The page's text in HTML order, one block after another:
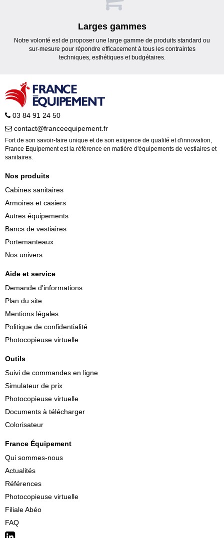
Larges gammes
Notre volonté est de proposer une large gamme de produits standard ou
sur-mesure pour répondre efficacement à tous les contraintes
techniques, esthétiques et budgétaires.
03 84 91 24 50
contact@franceequipement.fr
Fort de son savoir-faire unique et de son exigence de qualité et d'innovation,
France Equipement est la référence en matière d'équipements de vestiaires et
sanitaires.
Nos produits
Cabines sanitaires
Armoires et casiers
Autres équipements
Bancs de vestiaires
Portemanteaux
Nos univers
Aide et service
Demande d'informations
Plan du site
Mentions légales
Politique de confidentialité
Photocopieuse virtuelle
Outils
Suivi de commandes en ligne
Simulateur de prix
Photocopieuse virtuelle
Documents à télécharger
Colorisateur
France Équipement
Qui sommes-nous
Actualités
Références
Photocopieuse virtuelle
Filiale Abéo
FAQ